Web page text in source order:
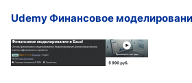
Udemy Финансовое